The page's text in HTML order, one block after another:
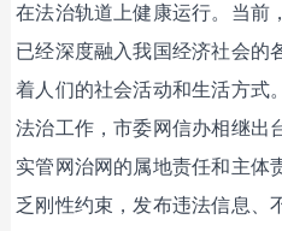
在法治轨道上健康运行。当前
已经深度融入我国经济社会的
着人们的社会活动和生活方式
法治工作，市委网信办相继出
实管网治网的属地责任和主体
乏刚性约束，发布违法信息、